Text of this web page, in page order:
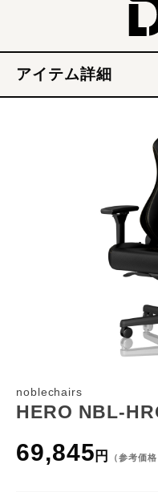
アイテム詳細
noblechairs
HERO NBL-
69,845 円 （参考価格